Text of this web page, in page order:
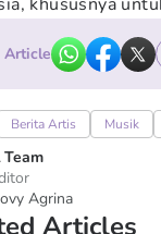
Article
Berita Artis Musik
Agrina
Articles